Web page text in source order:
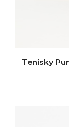
Tenisky